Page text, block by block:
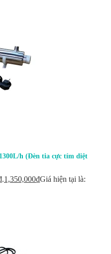
h (Đèn tia cực tím diệt
1,350,000₫Giá hiện tại là: